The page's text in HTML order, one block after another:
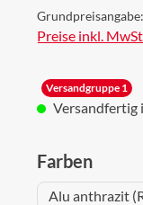
Grundpreisangabe:
Preise inkl.
Versandgruppe 1
Versandfertig
Farben
Alu anthrazit